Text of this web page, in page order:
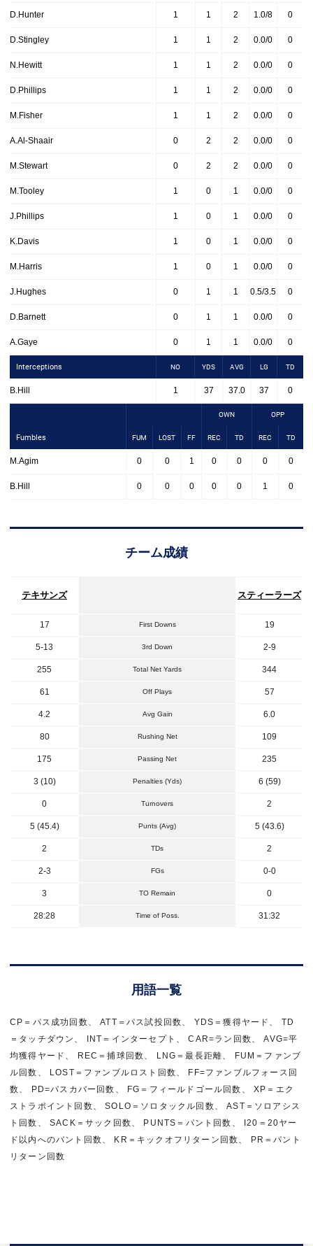
D.Hunter 1 1 2 1.0/8 0
D.Stingley 1 1 2 0.0/0 0
N.Hewitt 1 1 2 0.0/0 0
D.Phillips 1 1 2 0.0/0 0
M.Fisher 1 1 2 0.0/0 0
A.Al-Shaair 0 2 2 0.0/0 0
M.Stewart 0 2 2 0.0/0 0
M.Tooley 1 0 1 0.0/0 0
J.Phillips 1 0 1 0.0/0 0
K.Davis 1 0 1 0.0/0 0
M.Harris 1 0 1 0.0/0 0
J.Hughes 0 1 1 0.5/3.5 0
D.Barnett 0 1 1 0.0/0 0
A.Gaye 0 1 1 0.0/0 0
Interceptions NO YDS AVG LG TD
B.Hill 1 37 37.0 37 0
OWN OPP
Fumbles FUM LOST FF REC TD REC TD
M.Agim 0 0 1 0 0 0 0
B.Hill 0 0 0 0 0 1 0
チーム成績
テキサンズ スティーラーズ
17 First Downs 19
5-13 3rd Down 2-9
255 Total Net Yards 344
61 Off Plays 57
4.2 Avg Gain 6.0
80 Rushing Net 109
175 Passing Net 235
3 (10) Penalties (Yds) 6 (59)
0 Turnovers 2
5 (45.4) Punts (Avg) 5 (43.6)
2 TDs 2
2-3 FGs 0-0
3 TO Remain 0
28:28 Time of Poss. 31:32
用語一覧
CP＝パス成功回数、 ATT＝パス試投回数、 YDS＝獲得ヤード、 TD
＝タッチダウン、 INT＝インターセプト、 CAR=ラン回数、 AVG=平
均獲得ヤード、 REC＝捕球回数、 LNG＝最長距離、 FUM＝ファンブ
ル回数、 LOST＝ファンブルロスト回数、 FF=ファンブルフォース回
数、 PD=パスカバー回数、 FG＝フィールドゴール回数、 XP＝エク
ストラポイント回数、 SOLO＝ソロタックル回数、 AST＝ソロアシス
ト回数、 SACK＝サック回数、 PUNTS＝パント回数、 I20＝20ヤー
ド以内へのパント回数、 KR＝キックオフリターン回数、 PR＝パント
リターン回数